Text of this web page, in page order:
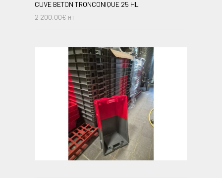
CUVE BETON TRONCONIQUE 25 HL
2 200,00€ HT